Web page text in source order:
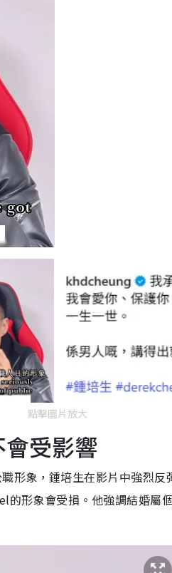
點擊圖片放大
受影響
形象，鍾培生在影片中強烈
形象會受損。他強調結婚屬